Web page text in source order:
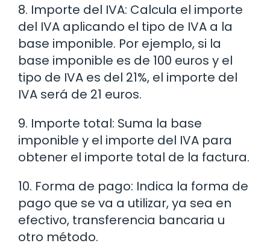
8. Importe del IVA: Calcula el importe
del IVA aplicando el tipo de IVA a la
base imponible. Por ejemplo, si la
base imponible es de 100 euros y el
tipo de IVA es del 21%, el importe del
IVA será de 21 euros.
9. Importe total: Suma la base
imponible y el importe del IVA para
obtener el importe total de la factura.
10. Forma de pago: Indica la forma de
pago que se va a utilizar, ya sea en
efectivo, transferencia bancaria u
otro método.